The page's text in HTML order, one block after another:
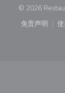
© 2026
免责声明
((在新窗